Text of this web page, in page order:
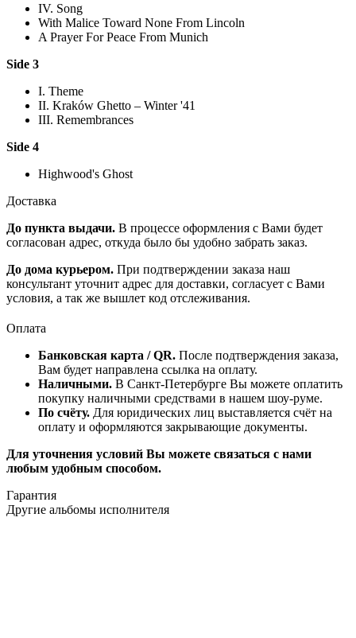
IV. Song
With Malice Toward None From Lincoln
A Prayer For Peace From Munich
Side 3
I. Theme
II. Kraków Ghetto – Winter '41
III. Remembrances
Side 4
Highwood's Ghost
Доставка
До пункта выдачи. В процессе оформления с Вами будет
согласован адрес, откуда было бы удобно забрать заказ.
До дома курьером. При подтверждении заказа наш
консультант уточнит адрес для доставки, согласует с Вами
условия, а так же вышлет код отслеживания.
Оплата
Банковская карта / QR. После подтверждения заказа,
Вам будет направлена ссылка на оплату.
Наличными. В Санкт-Петербурге Вы можете оплатить
покупку наличными средствами в нашем шоу-руме.
По счёту. Для юридических лиц выставляется счёт на
оплату и оформляются закрывающие документы.
Для уточнения условий Вы можете связаться с нами
любым удобным способом.
Гарантия
Другие альбомы исполнителя